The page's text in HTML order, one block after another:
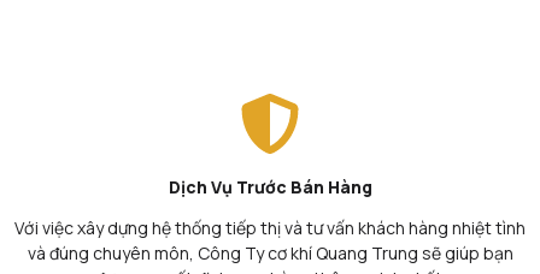
Dịch Vụ Trước Bán Hàng
Với việc xây dựng hệ thống tiếp thị và tư vấn khách hàng nhiệt tình
và đúng chuyên môn, Công Ty cơ khí Quang Trung sẽ giúp bạn